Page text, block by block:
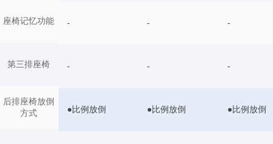
座椅记忆功能
第三排座椅
后排座椅放倒
方式
- - -
- - -
●比例放倒 ●比例放倒 ●比例放倒